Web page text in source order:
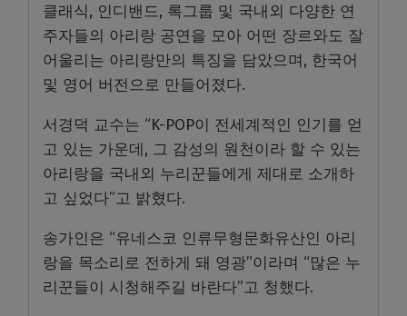
클래식, 인디밴드, 록그룹 및 국내외 다양한 연
주자들의 아리랑 공연을 모아 어떤 장르와도 잘
어울리는 아리랑만의 특징을 담았으며, 한국어
및 영어 버전으로 만들어졌다.
서경덕 교수는 “K-POP이 전세계적인 인기를 얻
고 있는 가운데, 그 감성의 원천이라 할 수 있는
아리랑을 국내외 누리꾼들에게 제대로 소개하
고 싶었다”고 밝혔다.
송가인은 “유네스코 인류무형문화유산인 아리
랑을 목소리로 전하게 돼 영광”이라며 “많은 누
리꾼들이 시청해주길 바란다”고 청했다.